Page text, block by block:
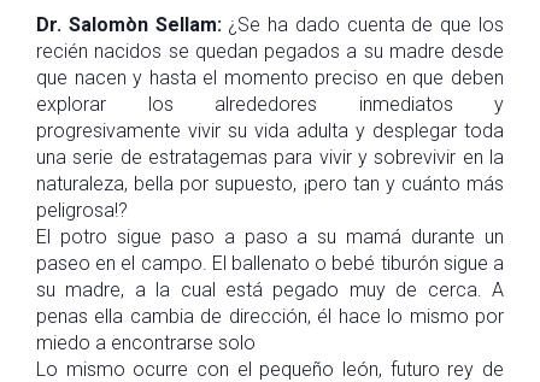
Dr. Salomòn Sellam:¿Se ha dado cuenta de que los
recién nacidos se quedan pegados a su madre desde
que nacen y hasta el momento preciso en que deben
explorar los alrededores inmediatos y
progresivamente vivir su vida adulta y desplegar toda
una serie de estratagemas para vivir y sobrevivir en la
naturaleza, bella por supuesto, ¡pero tan y cuánto más
peligrosa!?
El potro sigue paso a paso a su mamá durante un
paseo en el campo. El ballenato o bebé tiburón sigue a
su madre, a la cual está pegado muy de cerca. A
penas ella cambia de dirección, él hace lo mismo por
miedo a encontrarse solo
Lo mismo ocurre con el pequeño león, futuro rey de